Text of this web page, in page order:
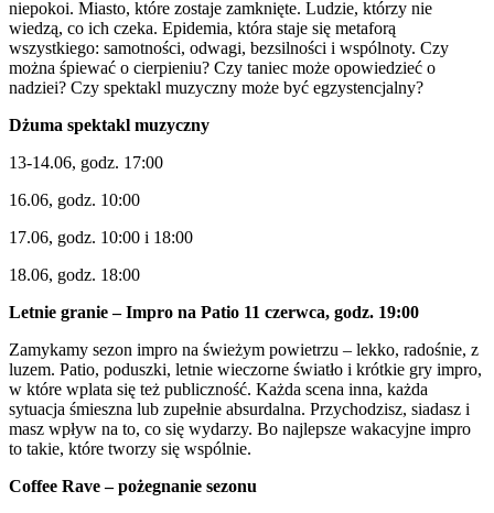
niepokoi. Miasto, które zostaje zamknięte. Ludzie, którzy nie
wiedzą, co ich czeka. Epidemia, która staje się metaforą
wszystkiego: samotności, odwagi, bezsilności i wspólnoty. Czy
można śpiewać o cierpieniu? Czy taniec może opowiedzieć o
nadziei? Czy spektakl muzyczny może być egzystencjalny?
Dżuma spektakl muzyczny
13-14.06, godz. 17:00
16.06, godz. 10:00
17.06, godz. 10:00 i 18:00
18.06, godz. 18:00
Letnie granie – Impro na Patio 11 czerwca, godz. 19:00
Zamykamy sezon impro na świeżym powietrzu – lekko, radośnie, z
luzem. Patio, poduszki, letnie wieczorne światło i krótkie gry impro,
w które wplata się też publiczność. Każda scena inna, każda
sytuacja śmieszna lub zupełnie absurdalna. Przychodzisz, siadasz i
masz wpływ na to, co się wydarzy. Bo najlepsze wakacyjne impro
to takie, które tworzy się wspólnie.
Coffee Rave – pożegnanie sezonu